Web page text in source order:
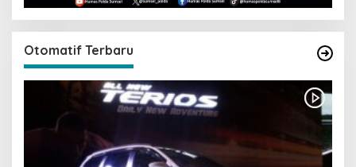
Otomatif Terbaru